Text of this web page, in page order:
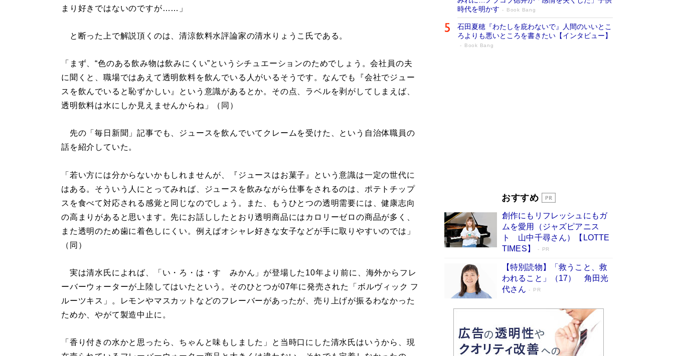
まり好きではないのですが……」
と断った上で解説頂くのは、清涼飲料水評論家の清水りょうこ氏である。
「まず、“色のある飲み物は飲みにくい”というシチュエーションのためでしょう。会社員の夫
に聞くと、職場ではあえて透明飲料を飲んでいる人がいるそうです。なんでも『会社でジュー
スを飲んでいると恥ずかしい』という意識があるとか。その点、ラベルを剥がしてしまえば、
透明飲料は水にしか見えませんからね」（同）
先の「毎日新聞」記事でも、ジュースを飲んでいてクレームを受けた、という自治体職員の
話を紹介していた。
「若い方には分からないかもしれませんが、『ジュースはお菓子』という意識は一定の世代に
はある。そういう人にとってみれば、ジュースを飲みながら仕事をされるのは、ポテトチップ
スを食べて対応される感覚と同じなのでしょう。また、もうひとつの透明需要には、健康志向
の高まりがあると思います。先にお話ししたとおり透明商品にはカロリーゼロの商品が多く、
また透明のため歯に着色しにくい。例えばオシャレ好きな女子などが手に取りやすいのでは」
（同）
実は清水氏によれば、「い・ろ・は・す みかん」が登場した10年より前に、海外からフレ
ーバーウォーターが上陸してはいたという。そのひとつが07年に発売された「ボルヴィック フ
ルーツキス」。レモンやマスカットなどのフレーバーがあったが、売り上げが振るわなかった
ためか、やがて製造中止に。
「香り付きの水かと思ったら、ちゃんと味もしました」と当時口にした清水氏はいうから、現
時代を明かす
Book Bang
石田夏穂『わたしを庇わないで』人間のいいとこ
ろよりも悪いところを書きたい【インタビュー】
Book Bang
「『火垂るの墓』は、大嘘である」原作者が抱き
続けた“自責の念”とは…「自己憐憫は描きたくな
い」監督が徹底的にこだわったこと（後編） #
戦争の記憶
Book Bang
おすすめ
創作にもリフレッシュにもガ
ムを愛用（ジャズピアニス
ト 山中千尋さん）【LOTTE
TIMES】
PR
【特別読物】「救うこと、救
われること」（17） 角田光
代さん
PR